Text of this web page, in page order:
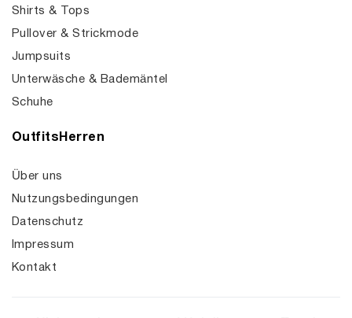
Shirts & Tops
Pullover & Strickmode
Jumpsuits
Unterwäsche & Bademäntel
Schuhe
OutfitsHerren
Über uns
Nutzungsbedingungen
Datenschutz
Impressum
Kontakt